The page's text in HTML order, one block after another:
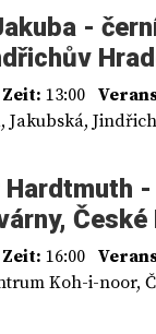
-
Zeit: 13:00
Jakubská,
-
Zeit: 16:00
Koh-i-noor,